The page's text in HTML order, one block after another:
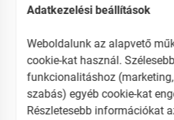
Adatkezelési beállítások
Weboldalunk az alapvető
cookie-kat használ.
funkcionalitáshoz
szabás) egyéb cookie-kat
Részletesebb információkat